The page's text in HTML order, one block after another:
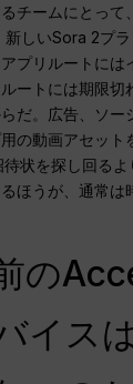
チームにとって
しいSora 2プ
プリルートには
ートには期限切
だ。広告、ソー
の動画アセット
状を探し回る
ほうが、通常は
の
イス